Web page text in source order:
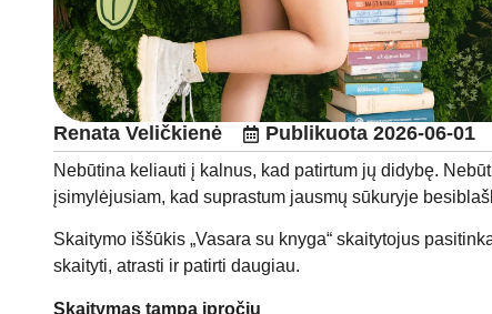
Renata Veličkienė Publikuota 2026-06-01
Nebūtina keliauti į kalnus, kad patirtum jų didybę.
įsimylėjusiam, kad suprastum jausmų sūkuryje
Skaitymo iššūkis „Vasara su knyga“ skaitytojus
skaityti, atrasti ir patirti daugiau.
Skaitymas tampa įpročiu